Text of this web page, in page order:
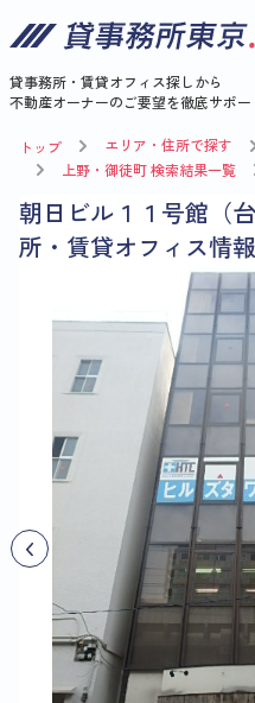
貸事務所・賃貸オフィス探しから
不動産オーナーのご要望を徹底サポー
トップ エリア・住所で探す
上野・御徒町 検索結果一覧
朝日ビル１１号館（
所・賃貸オフィス情報